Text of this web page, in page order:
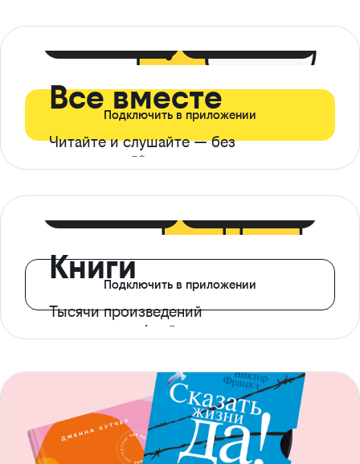
Все вместе
Читайте и слушайте — без
ограничений*
Подключить в приложении
Книги
Тысячи произведений
с доступом офлайн
Подключить в приложении